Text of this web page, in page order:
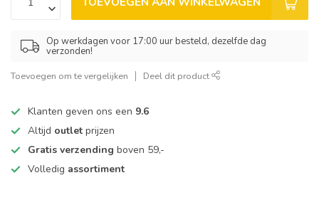
Op werkdagen voor 17:00 uur besteld, dezelfde dag
verzonden!
Toevoegen om te vergelijken Deel dit product
Klanten geven ons een 9.6
Altijd outlet prijzen
Gratis verzending boven 59,-
Volledig assortiment